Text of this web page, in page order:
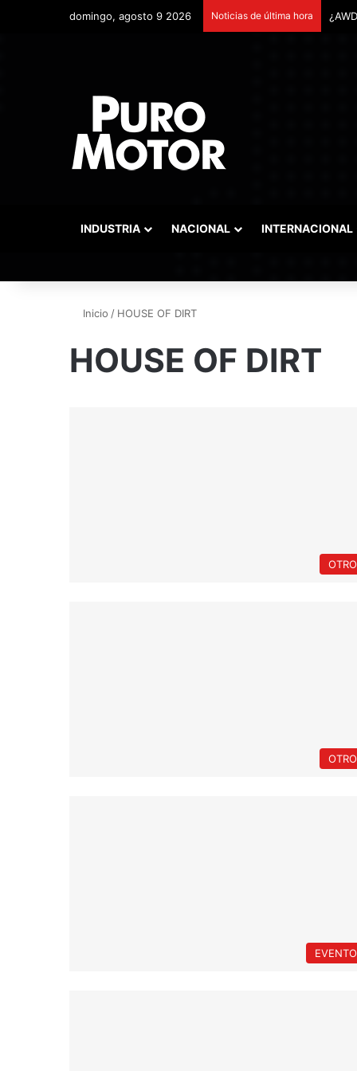
domingo, agosto 9 2026 Noticias de última hora
INDUSTRIA NACIONAL INTERNACIONAL
Inicio / HOUSE OF DIRT
HOUSE OF DIRT